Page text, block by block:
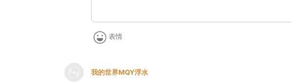
表情
我的世界MQY浮水